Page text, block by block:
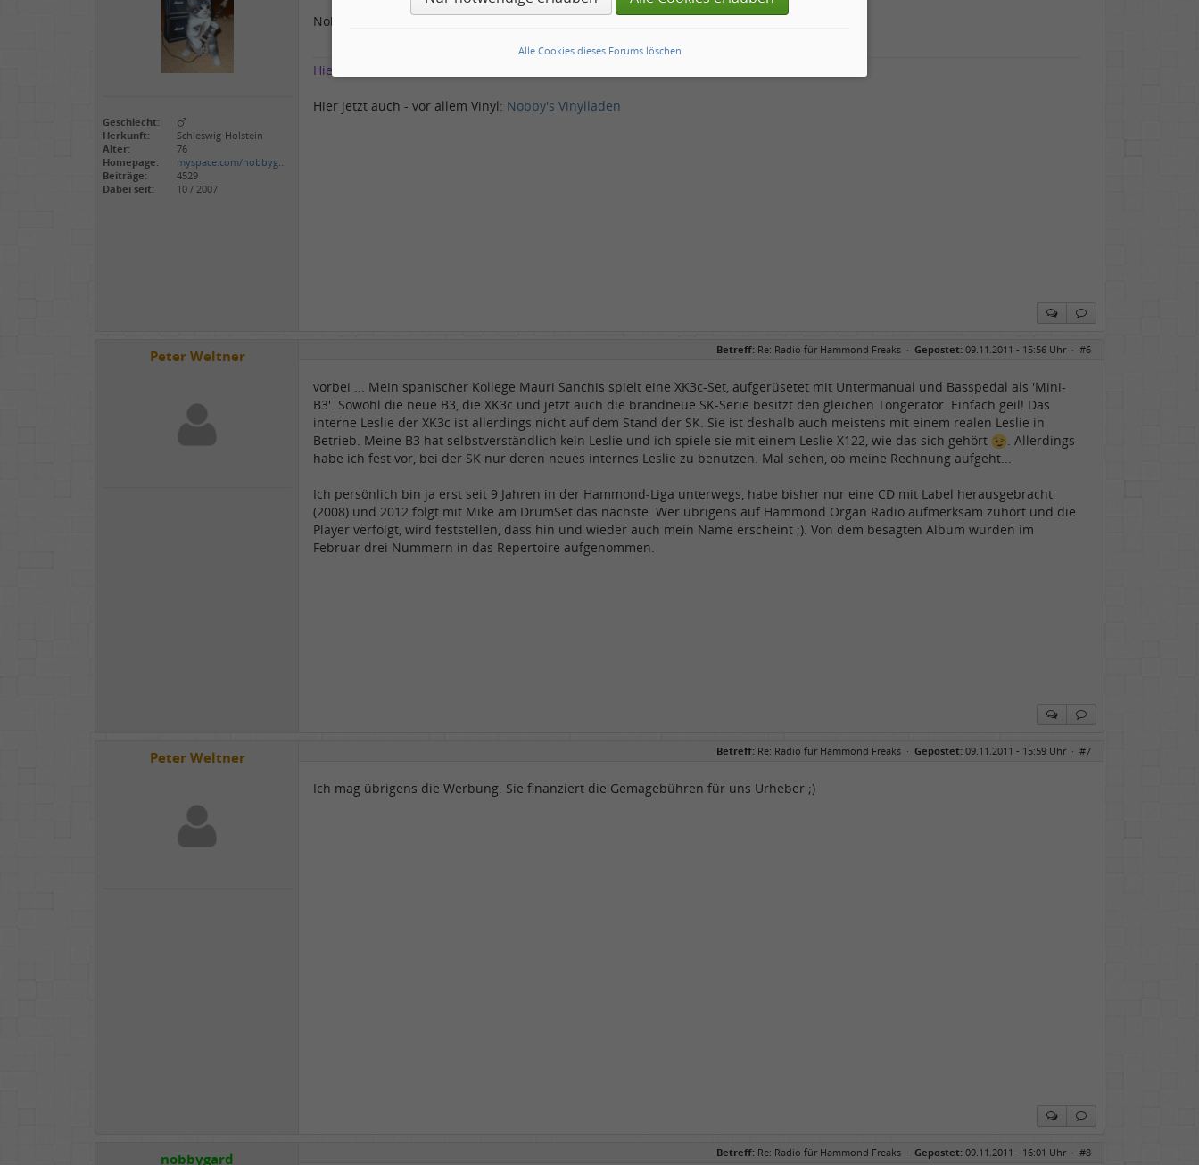
Geschlecht:
Herkunft:
Schleswig-Holstein
Alter:
76
Homepage:
myspace.com/nobbyg…
Beiträge:
4529
Dabei seit:
10 / 2007
Nobby
Hier bin ich Mensch, hier will ich sein.
Hier jetzt auch - vor allem Vinyl: Nobby's Vinylladen
Peter Weltner Betreff: Re: Radio für Hammond Freaks · Gepostet: 09.11.2011 - 15:56 Uhr · #6
vorbei ... Mein spanischer Kollege Mauri Sanchis spielt eine XK3c-Set, aufgerüsetet mit Untermanual und Basspedal als 'Mini-
B3'. Sowohl die neue B3, die XK3c und jetzt auch die brandneue SK-Serie besitzt den gleichen Tongerator. Einfach geil! Das
interne Leslie der XK3c ist allerdings nicht auf dem Stand der SK. Sie ist deshalb auch meistens mit einem realen Leslie in
Betrieb. Meine B3 hat selbstverständlich kein Leslie und ich spiele sie mit einem Leslie X122, wie das sich gehört
. Allerdings
habe ich fest vor, bei der SK nur deren neues internes Leslie zu benutzen. Mal sehen, ob meine Rechnung aufgeht...
Ich persönlich bin ja erst seit 9 Jahren in der Hammond-Liga unterwegs, habe bisher nur eine CD mit Label herausgebracht
(2008) und 2012 folgt mit Mike am DrumSet das nächste. Wer übrigens auf Hammond Organ Radio aufmerksam zuhört und die
Player verfolgt, wird feststellen, dass hin und wieder auch mein Name erscheint ;). Von dem besagten Album wurden im
Februar drei Nummern in das Repertoire aufgenommen.
Peter Weltner Betreff: Re: Radio für Hammond Freaks · Gepostet: 09.11.2011 - 15:59 Uhr · #7
Ich mag übrigens die Werbung. Sie finanziert die Gemagebühren für uns Urheber ;)
nobbygard Betreff: Re: Radio für Hammond Freaks · Gepostet: 09.11.2011 - 16:01 Uhr · #8
Alle Cookies dieses Forums löschen